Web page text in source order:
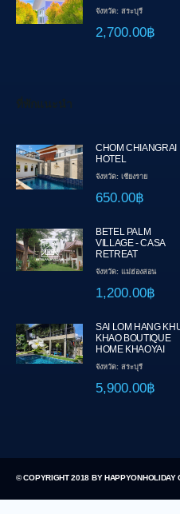
จังหวัด: สระบุรี
2,700.00฿
ที่พักแนะนำ
CHOM CHIANGRAI
HOTEL
จังหวัด: เชียงราย
650.00฿
BETEL PALM
VILLAGE - CASA
RETREAT
จังหวัด: แม่ฮ่องสอน
1,200.00฿
SAI LOM HANG
KHAO BOUTIQUE
HOME KHAOYAI
จังหวัด: สระบุรี
5,900.00฿
© COPYRIGHT 2018 BY HAPPYONHOLIDAY